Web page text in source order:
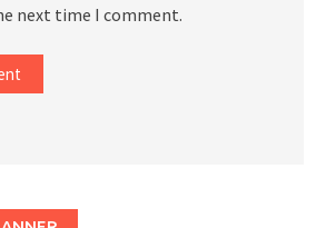
next time I comment.